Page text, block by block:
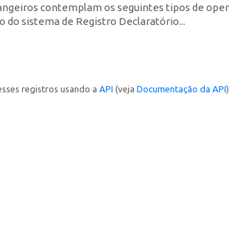
contemplam os seguintes tipos de
do sistema de Registro Declaratório...
registros usando a API (veja Documentação da API